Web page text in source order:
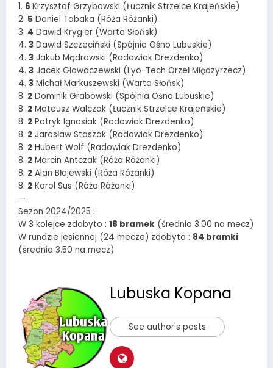
1. 6 Krzysztof Grzybowski (Łucznik Strzelce Krajeńskie)
2. 5 Daniel Tabaka (Róża Różanki)
3. 4 Dawid Krygier (Warta Słońsk)
4. 3 Dawid Szczeciński (Spójnia Ośno Lubuskie)
4. 3 Jakub Mądrawski (Radowiak Drezdenko)
4. 3 Jacek Głowaczewski (Lyo-Tech Orzeł Międzyrzecz)
4. 3 Michał Markuszewski (Warta Słońsk)
8. 2 Dominik Grabowski (Spójnia Ośno Lubuskie)
8. 2 Mateusz Walczak (Łucznik Strzelce Krajeńskie)
8. 2 Patryk Ignasiak (Radowiak Drezdenko)
8. 2 Jarosław Staszak (Radowiak Drezdenko)
8. 2 Hubert Wolf (Radowiak Drezdenko)
8. 2 Marcin Antczak (Róża Różanki)
8. 2 Alan Błajewski (Róża Różanki)
8. 2 Karol Sus (Róża Różanki)
—
Sezon 2024/2025 :
W 3 kolejce zdobyto : 18 bramek (średnia 3.00 na mecz)
W rundzie jesiennej (24 mecze) zdobyto : 84 bramki
(średnia 3.50 na mecz)
Lubuska Kopana
See author's posts